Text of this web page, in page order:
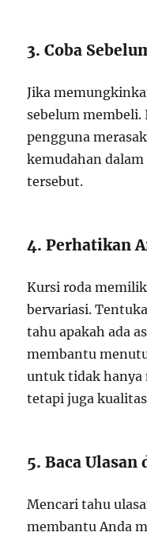
3. Coba
Jika
sebelum
pengguna
kemudahan
tersebut.
4. Perhatikan
Kursi roda
bervariasi.
tahu apakah ada
membantu
untuk tidak hanya
tetapi juga
5. Baca Ulasan
Mencari tahu
membantu Anda